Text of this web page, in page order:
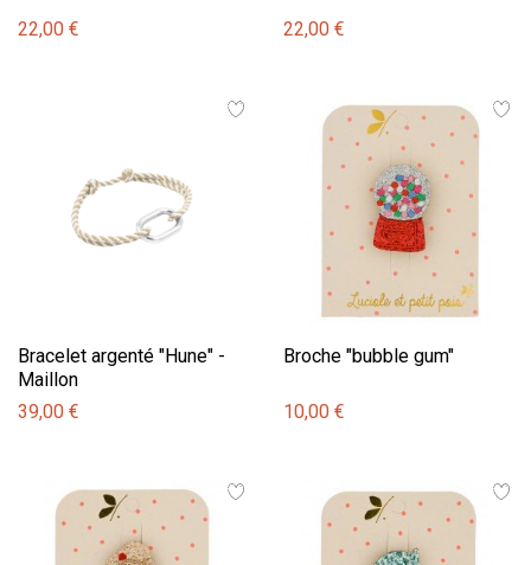
22,00 € 22,00 €
Bracelet argenté "Hune" -
Maillon
39,00 €
Broche "bubble gum"
10,00 €